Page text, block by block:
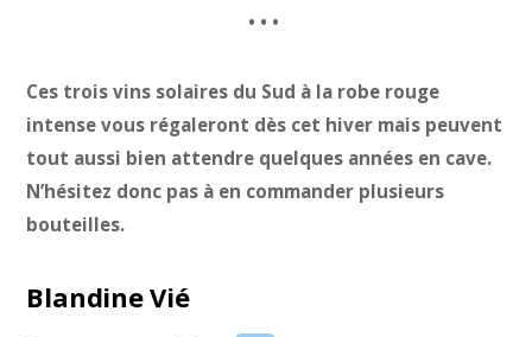
• • •
Ces trois vins solaires du Sud à la robe rouge
intense vous régaleront dès cet hiver mais peuvent
tout aussi bien attendre quelques années en cave.
N’hésitez donc pas à en commander plusieurs
bouteilles.
Blandine Vié